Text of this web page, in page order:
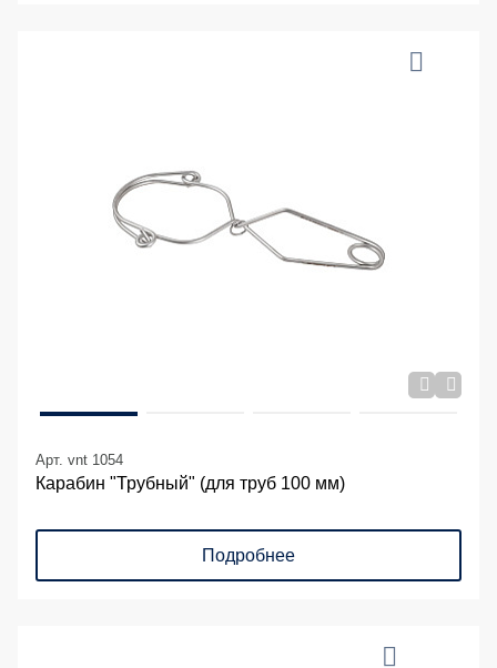
Арт. vnt 1054
Карабин "Трубный" (для труб 100 мм)
Подробнее